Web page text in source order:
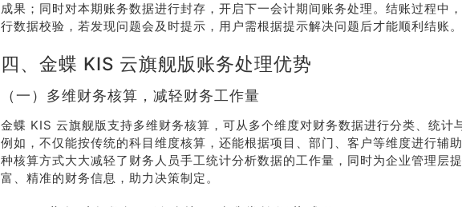
成果；同时对本期账务数据进行封存，开启下一会计期间账务处理。结账过程中
行数据校验，若发现问题会及时提示，用户需根据提示解决问题后才能顺利结账。
四、金蝶 KIS 云旗舰版账务处理优势
（一）多维财务核算，减轻财务工作量
金蝶 KIS 云旗舰版支持多维财务核算，可从多个维度对财务数据进行分类、统计
例如，不仅能按传统的科目维度核算，还能根据项目、部门、客户等维度进行辅
种核算方式大大减轻了财务人员手工统计分析数据的工作量，同时为企业管理层
富、精准的财务信息，助力决策制定。